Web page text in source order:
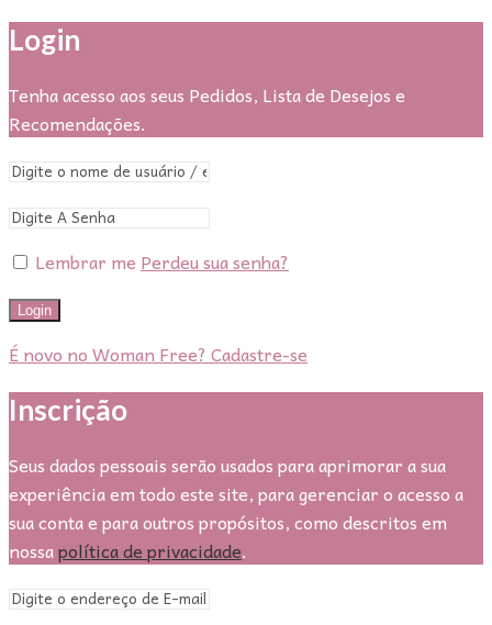
Login
Tenha acesso aos seus Pedidos, Lista de Desejos e
Recomendações.
Lembrar me Perdeu sua senha?
Login
É novo no Woman Free? Cadastre-se
Inscrição
Seus dados pessoais serão usados para aprimorar a sua
experiência em todo este site, para gerenciar o acesso a
sua conta e para outros propósitos, como descritos em
nossapolítica de privacidade.